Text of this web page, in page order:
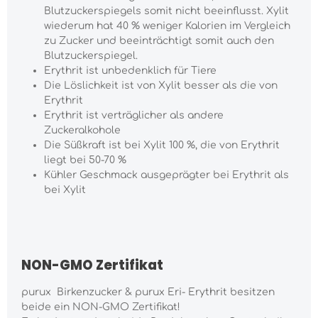
Blutzuckerspiegels somit nicht beeinflusst. Xylit
wiederum hat 40 % weniger Kalorien im Vergleich
zu Zucker und beeinträchtigt somit auch den
Blutzuckerspiegel.
Erythrit ist unbedenklich für Tiere
Die Löslichkeit ist von Xylit besser als die von
Erythrit
Erythrit ist verträglicher als andere
Zuckeralkohole
Die Süßkraft ist bei Xylit 100 %, die von Erythrit
liegt bei 50-70 %
Kühler Geschmack ausgeprägter bei Erythrit als
bei Xylit
NON-GMO Zertifikat
purux Birkenzucker & purux Eri- Erythrit besitzen
beide ein NON-GMO Zertifikat!